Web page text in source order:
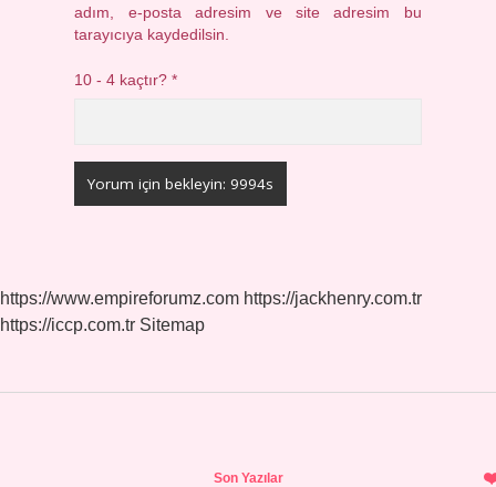
adım, e-posta adresim ve site adresim bu
tarayıcıya kaydedilsin.
10 - 4 kaçtır?*
https://www.empireforumz.com https://jackhenry.com.tr
https://iccp.com.tr Sitemap
Son Yazılar